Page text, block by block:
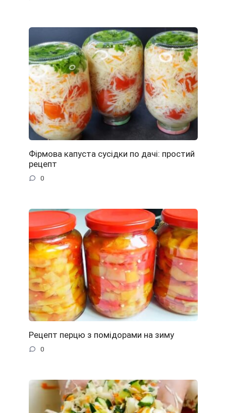
Фірмова капуста сусідки по дачі: простий
рецепт
0
Рецепт перцю з помідорами на зиму
0